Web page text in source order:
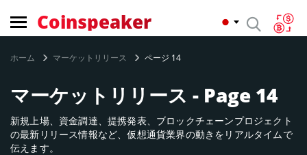
Coinspeaker
ホーム マーケットリリース ページ 14
マーケットリリース - Page 14
新規上場、資金調達、提携発表、ブロックチェーンプロジェクト
の最新リリース情報など、仮想通貨業界の動きをリアルタイムで
伝えます。